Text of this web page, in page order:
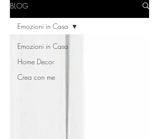
BLOG
Emozioni in Casa
Home Decor
Crea con me
Emozioni in Casa